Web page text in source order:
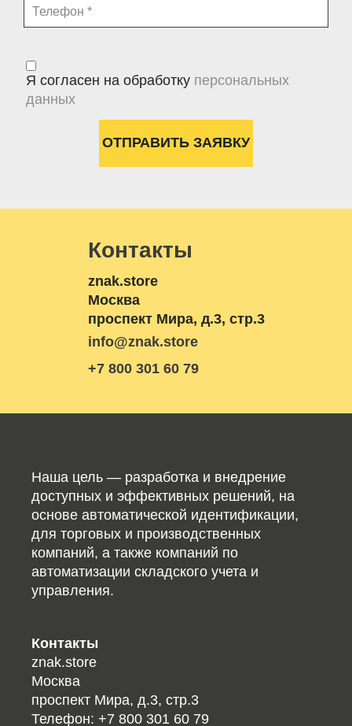
Я согласен на обработку персональных
данных
Контакты
znak.store
Москва
проспект Мира, д.3, стр.3
info@znak.store
+7 800 301 60 79
Наша цель — разработка и внедрение
доступных и эффективных решений, на
основе автоматической идентификации,
для торговых и производственных
компаний, а также компаний по
автоматизации складского учета и
управления.
Контакты
znak.store
Москва
проспект Мира, д.3, стр.3
Телефон: +7 800 301 60 79